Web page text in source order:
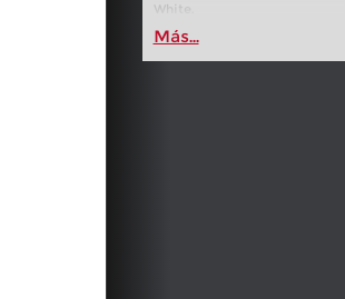
White.
Más...